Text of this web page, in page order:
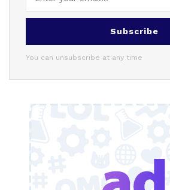
Subscribe
You can unsubscribe at any time